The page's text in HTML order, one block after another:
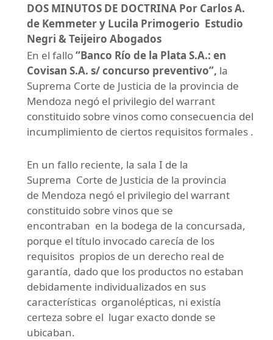
DOS MINUTOS DE DOCTRINA Por Carlos A.
de Kemmeter y Lucila Primogerio Estudio
Negri & Teijeiro Abogados
En el fallo“Banco Río de la Plata S.A.: en
Covisan S.A. s/ concurso preventivo”, la
Suprema Corte de Justicia de la provincia de
Mendoza negó el privilegio del warrant
constituido sobre vinos como consecuencia del
incumplimiento de ciertos requisitos formales .
En un fallo reciente, la sala I de la
Suprema Corte de Justicia de la provincia
de Mendoza negó el privilegio del warrant
constituido sobre vinos que se
encontraban en la bodega de la concursada,
porque el título invocado carecía de los
requisitos propios de un derecho real de
garantía, dado que los productos no estaban
debidamente individualizados en sus
características organolépticas, ni existía
certeza sobre el lugar exacto donde se
ubicaban.